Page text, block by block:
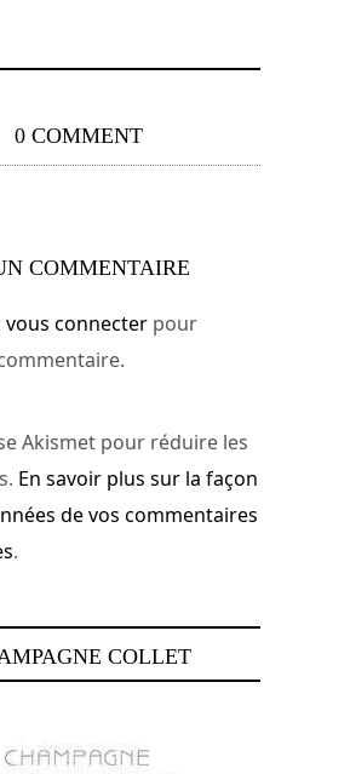
0 COMMENT
COMMENTAIRE
vous connecter pour
Akismet pour réduire les
En savoir plus sur la façon
de vos commentaires
.
COLLET